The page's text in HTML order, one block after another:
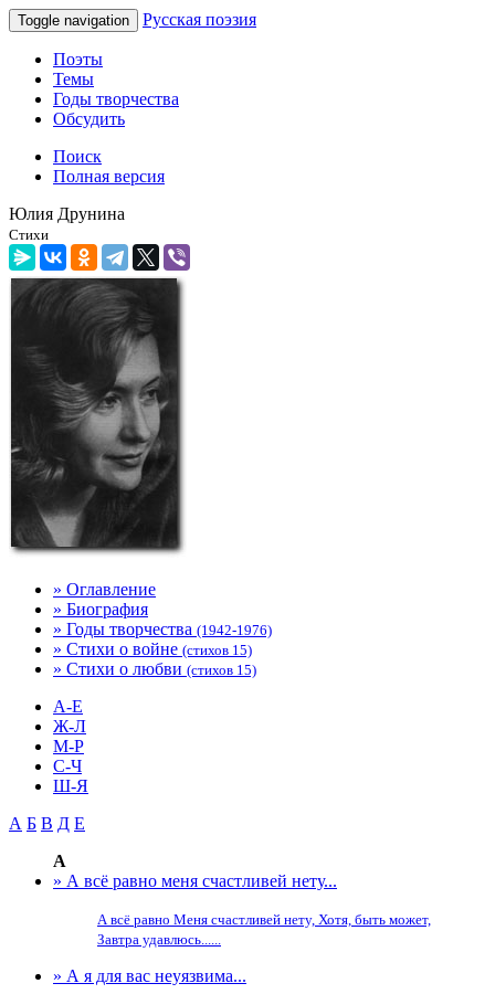
Toggle navigation Русская поэзия
Поэты
Темы
Годы творчества
Обсудить
Поиск
Полная версия
Юлия Друнина
Стихи
» Оглавление
» Биография
» Годы творчества (1942-1976)
» Стихи о войне (стихов 15)
» Стихи о любви (стихов 15)
А-Е
Ж-Л
М-Р
С-Ч
Ш-Я
А Б В Д Е
А
» А всё равно меня счастливей нету...
А всё равно Меня счастливей нету, Хотя, быть может,
Завтра удавлюсь......
» А я для вас неуязвима...